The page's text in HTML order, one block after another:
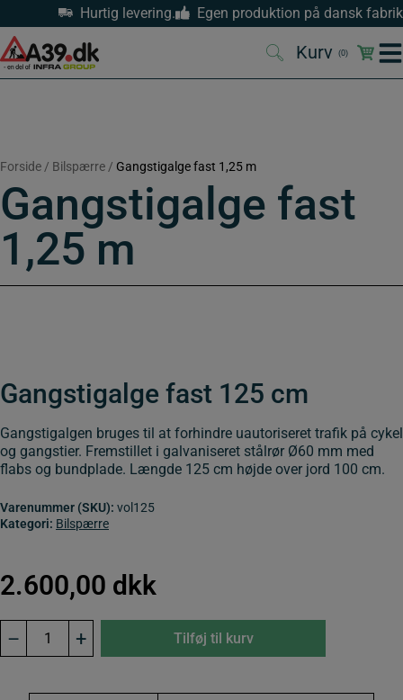
til
indholdet
Hurtig levering. Egen produktion på dansk fabrik
Kurv (0)
(0)
Forside / Bilspærre / Gangstigalge fast 1,25 m
Gangstigalge fast
1,25 m
Gangstigalge fast 125 cm
Gangstigalgen bruges til at forhindre uautoriseret trafik på cykel
og gangstier. Fremstillet i galvaniseret stålrør Ø60 mm med
flabs og bundplade. Længde 125 cm højde over jord 100 cm.
Varenummer (SKU): vol125
Kategori: Bilspærre
2.600,00 dkk
– + Tilføj til kurv